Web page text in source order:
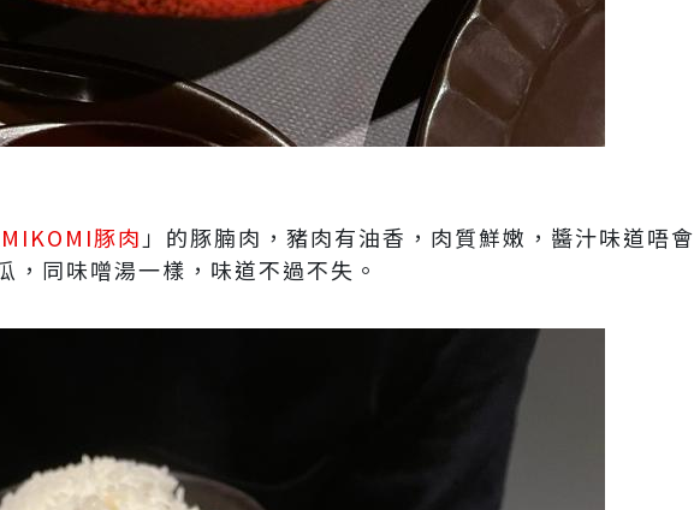
豚肉 」的豚腩肉，豬肉有油香，肉質鮮嫩，醬汁味道唔會
，同味噌湯一樣，味道不過不失。